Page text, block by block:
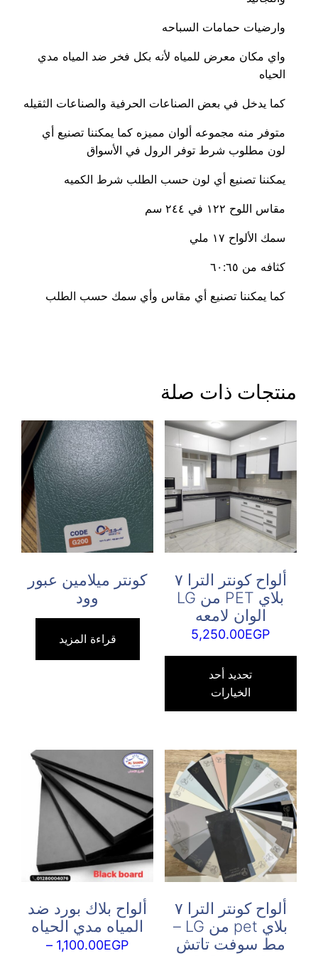
وارضيات حمامات السباحه
واي مكان معرض للمياه لأنه بكل فخر ضد المياه مدي
الحياه
كما يدخل في بعض الصناعات الحرفية والصناعات الثقيله
متوفر منه مجموعه ألوان مميزه كما يمكننا تصنيع أي
لون مطلوب شرط توفر الرول في الأسواق
يمكننا تصنيع أي لون حسب الطلب شرط الكميه
مقاس اللوح ١٢٢ في ٢٤٤ سم
سمك الألواح ١٧ ملي
كثافه من ٦٠:٦٥
كما يمكننا تصنيع أي مقاس وأي سمك حسب الطلب
منتجات ذات صلة
ألواح كونتر الترا ٧
بلاي PET من LG
الوان لامعه
5,250.00EGP
تحديد أحد
الخيارات
هناك
الأشكال
لهذا
المنتج.
يمكن
اختيار
الخيارات
على
صفحة
كونتر ميلامين عبور
وود
قراءة المزيد
ألواح كونتر الترا ٧
بلاي pet من LG –
مط سوفت تاتش
ألواح بلاك بورد ضد
المياه مدي الحياه
1,100.00EGP
–